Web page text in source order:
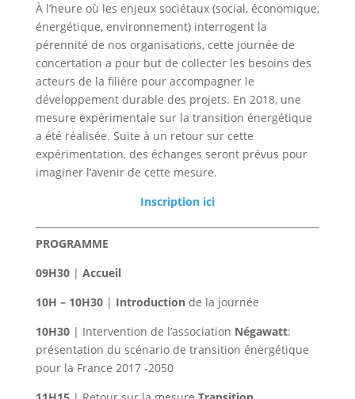
À l’heure où les enjeux sociétaux (social, économique,
énergétique, environnement) interrogent la
pérennité de nos organisations, cette journée de
concertation a pour but de collecter les besoins des
acteurs de la filière pour accompagner le
développement durable des projets. En 2018, une
mesure expérimentale sur la transition énergétique
a été réalisée. Suite à un retour sur cette
expérimentation, des échanges seront prévus pour
imaginer l’avenir de cette mesure.
Inscription ici
PROGRAMME
09H30| Accueil
10H – 10H30 | Introductionde la journée
10H30| Intervention de l’association Négawatt:
présentation du scénario de transition énergétique
pour la France 2017 -2050